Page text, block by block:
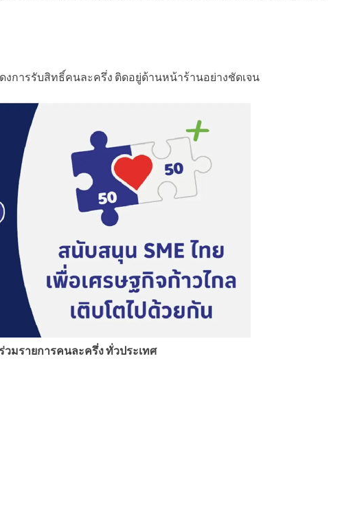
งการรับสิทธิ์คนละครึ่ง ติดอยู่ด้านหน้าร้านอย่างชัดเจน
มรายการคนละครึ่ง ทั่วประเทศ